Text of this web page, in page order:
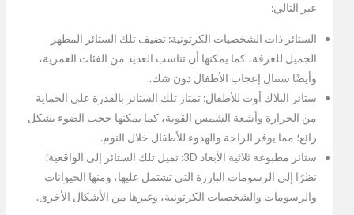
عبر التالي:
الستائر ذات الشخصيات الكرتونية: تضيف تلك الستائر المظهر
الجميل للغرفة، كما يمكنها أن تناسب العديد من الفئات العمرية،
وأيضًا ستنال إعجاب الأطفال دون شك.
ستائر البلاك أوت للأطفال: تمتاز تلك الستائر بالقدرة على الحماية
من الحرارة وأشعة الشمس القوية، كما يمكنها حجب الضوء بشكل
رائع؛ مما يوفر الراحة والهدوء للأطفال خلال النوم.
ستائر مطبوعة ثلاثية الأبعاد 3D: تميل تلك الستائر إلى الواقعية؛
نظرًا إلى الرسومات البارزة التي تشتمل عليها، ومنها الحيوانات
والرسومات والشخصيات الكرتونية، وغيرها من الأشكال الأخرى.